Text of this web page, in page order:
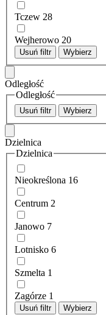
Tczew 28
Wejherowo 20
Usuń filtr Wybierz
Odległość
Odległość
Usuń filtr Wybierz
Dzielnica
Dzielnica
Nieokreślona 16
Centrum 2
Janowo 7
Lotnisko 6
Szmelta 1
Zagórze 1
Usuń filtr Wybierz